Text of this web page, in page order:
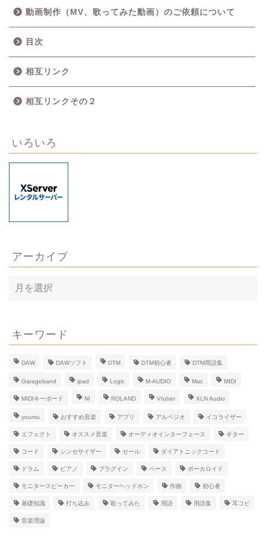
動画制作（MV、歌ってみた動画）のご依頼について
目次
相互リンク
相互リンクその２
いろいろ
アーカイブ
ア
ー
ブ
キーワード
DAW DAWソフト DTM DTM初心者 DTM用語集
Garageband ipad Logic M-AUDIO Mac MIDI
MIDIキーボード NI ROLAND Vtuber XLN Audio
youmu おすすめ音楽 アプリ アルペジオ イコライザー
エフェクト オススメ音楽 オーディオインターフェース ギター
コード シンセサイザー セール ダイアトニックコード
ドラム ピアノ プラグイン ベース ボーカロイド
モニタースピーカー モニターヘッドホン 作曲 初心者
基礎知識 打ち込み 歌ってみた 用語 用語集 耳コピ
音楽理論